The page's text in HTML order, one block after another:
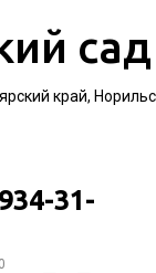
сад
край,
31-